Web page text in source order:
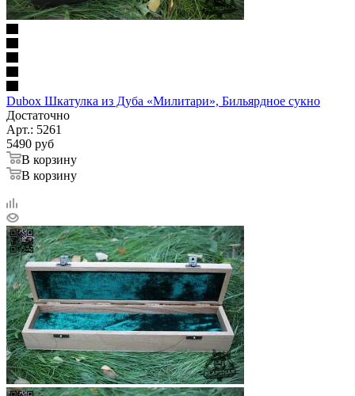
Dubox Шкатулка из Дуба «Милитари», Бильярдное сукно
Достаточно
Арт.: 5261
5490 руб
В корзину
В корзину